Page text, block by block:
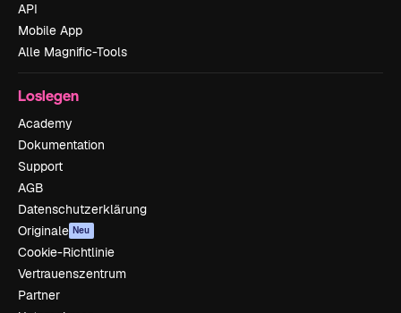
API
Mobile App
Alle Magnific-Tools
Loslegen
Academy
Dokumentation
Support
AGB
Datenschutzerklärung
Originale Neu
Cookie-Richtlinie
Vertrauenszentrum
Partner